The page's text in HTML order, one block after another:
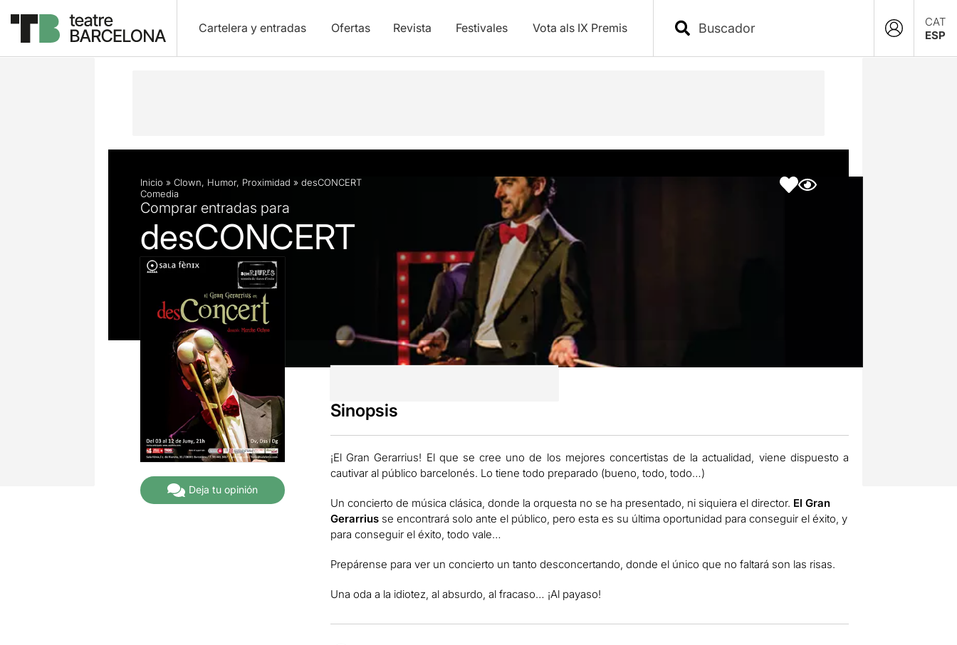
Cartelera y entradas Ofertas Revista Festivales Vota als IX Premis
CAT
ESP
Descripción Ficha artística Fotos y vídeos
Inicio » Clown, Humor, Proximidad » desCONCERT
Comedia
Comprar entradas para
desCONCERT
Deja tu opinión
Sinopsis
¡El Gran Gerarrius! El que se cree uno de los mejores concertistas de la actualidad, viene dispuesto a
cautivar al público barcelonés. Lo tiene todo preparado (bueno, todo, todo…)
Un concierto de música clásica, donde la orquesta no se ha presentado, ni siquiera el director. El Gran
Gerarriusse encontrará solo ante el público, pero esta es su última oportunidad para conseguir el éxito, y
para conseguir el éxito, todo vale…
Prepárense para ver un concierto un tanto desconcertando, donde el único que no faltará son las risas.
Una oda a la idiotez, al absurdo, al fracaso… ¡Al payaso!